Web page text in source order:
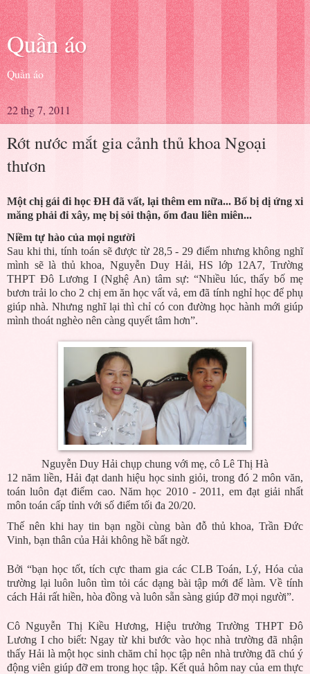
Quần áo
Quần áo
22 thg 7, 2011
Rớt nước mắt gia cảnh thủ khoa Ngoại
thươn
Một chị gái đi học ĐH đã vất, lại thêm em nữa... Bố bị dị ứng xi
măng phải đi xây, mẹ bị sỏi thận, ốm đau liên miên...
Niềm tự hào của mọi người
Sau khi thi, tính toán sẽ được từ 28,5 - 29 điểm nhưng không nghĩ
mình sẽ là thủ khoa, Nguyễn Duy Hải, HS lớp 12A7, Trường
THPT Đô Lương I (Nghệ An) tâm sự: “Nhiều lúc, thấy bố mẹ
bươn trải lo cho 2 chị em ăn học vất vả, em đã tính nghỉ học để phụ
giúp nhà. Nhưng nghĩ lại thì chỉ có con đường học hành mới giúp
mình thoát nghèo nên càng quyết tâm hơn”.
Nguyễn Duy Hải chụp chung với mẹ, cô Lê Thị Hà
12 năm liền, Hải đạt danh hiệu học sinh giỏi, trong đó 2 môn văn,
toán luôn đạt điểm cao. Năm học 2010 - 2011, em đạt giải nhất
môn toán cấp tỉnh với số điểm tối đa 20/20.
Thế nên khi hay tin bạn ngồi cùng bàn đỗ thủ khoa, Trần Đức
Vinh, bạn thân của Hải không hề bất ngờ.
Bởi “bạn học tốt, tích cực tham gia các CLB Toán, Lý, Hóa của
trường lại luôn luôn tìm tỏi các dạng bài tập mới để làm. Về tính
cách Hải rất hiền, hòa đồng và luôn sẵn sàng giúp đỡ mọi người”.
Cô Nguyễn Thị Kiều Hương, Hiệu trưởng Trường THPT Đô
Lương I cho biết: Ngay từ khi bước vào học nhà trường đã nhận
thấy Hải là một học sinh chăm chỉ học tập nên nhà trường đã chú ý
động viên giúp đỡ em trong học tập. Kết quả hôm nay của em thực